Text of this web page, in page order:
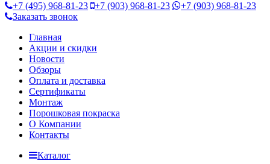
+7 (495) 968-81-23 +7 (903) 968-81-23 +7 (903) 968-81-23
Заказать звонок
Главная
Акции и скидки
Новости
Обзоры
Оплата и доставка
Сертификаты
Монтаж
Порошковая покраска
О Компании
Контакты
Каталог